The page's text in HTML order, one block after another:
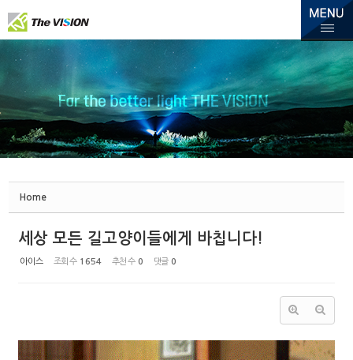
Home
세상 모든 길고양이들에게 바칩니다!
아이스 조회 수 1654 추천 수 0 댓글 0